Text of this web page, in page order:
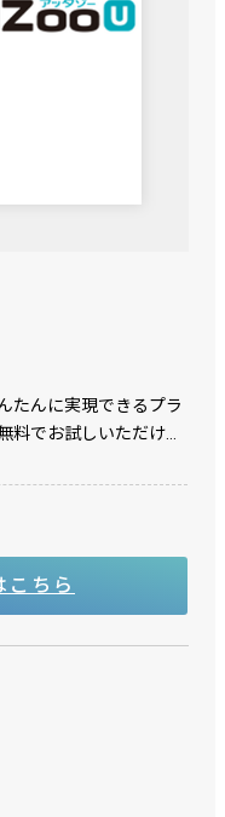
たんに実現できるプラ
料でお試しいただけま
こちら